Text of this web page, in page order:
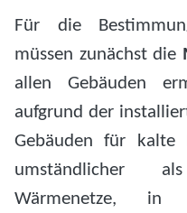
Für die
müssen zunächst die
allen Gebäuden
aufgrund der
Gebäuden für kalte
umständlicher
Wärmenetze,